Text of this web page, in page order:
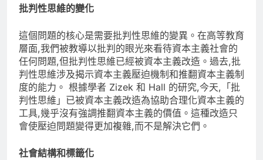
批判性思維的變化
這個問題的核心是需要批判性思維的變異。在高等教育
層面,我們被教導以批判的眼光來看待資本主義社會的
任何問題,但批判性思維已經被資本主義改造。過去,批
判性思維涉及揭示資本主義壓迫機制和推翻資本主義制
度的能力。 根據學者 Zizek 和 Hall 的研究,今天,「批
判性思維」已被資本主義改造為協助合理化資本主義的
工具,幾乎沒有強調推翻資本主義的價值。這種改造只
會使壓迫問題變得更加複雜,而不是解決它們。
社會結構和標籤化